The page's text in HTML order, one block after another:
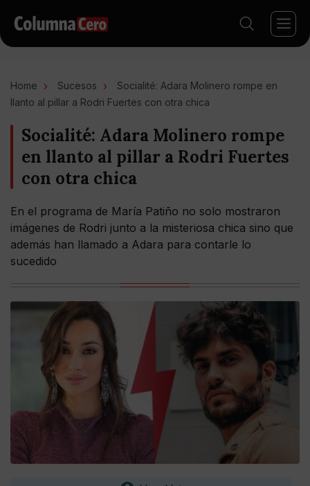
Home Sucesos
Socialité: Adara Molinero rompe en
llanto al pillar a Rodri Fuertes con otra chica
Socialité: Adara Molinero rompe
en llanto al pillar a Rodri Fuertes
con otra chica
En el programa de María Patiño no solo mostraron
imágenes de Rodri junto a la misteriosa chica sino que
además han llamado a Adara para contarle lo
sucedido